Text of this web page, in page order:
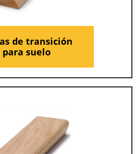
de transición
para suelo